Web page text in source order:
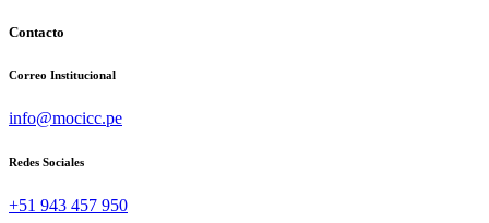
Contacto
Correo Institucional
info@mocicc.pe
Redes Sociales
+51 943 457 950